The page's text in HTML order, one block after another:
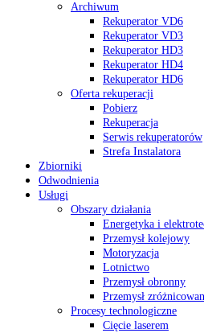
Archiwum
Rekuperator VD6
Rekuperator VD3
Rekuperator HD3
Rekuperator HD4
Rekuperator HD6
Oferta rekuperacji
Pobierz
Rekuperacja
Serwis rekuperatorów
Strefa Instalatora
Zbiorniki
Odwodnienia
Usługi
Obszary działania
Energetyka i
Przemysł kolejowy
Motoryzacja
Lotnictwo
Przemysł obronny
Przemysł
Procesy technologiczne
Cięcie laserem